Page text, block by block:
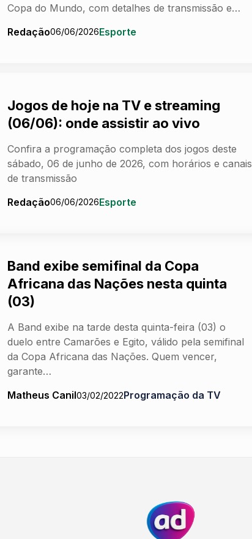
Copa do Mundo, com detalhes de transmissão e…
Redação06/06/2026Esporte
Jogos de hoje na TV e streaming
(06/06): onde assistir ao vivo
Confira a programação completa dos jogos deste
sábado, 06 de junho de 2026, com horários e canais
de transmissão
Redação06/06/2026Esporte
Band exibe semifinal da Copa
Africana das Nações nesta quinta
(03)
A Band exibe na tarde desta quinta-feira (03) o
duelo entre Camarões e Egito, válido pela semifinal
da Copa Africana das Nações. Quem vencer,
garante…
Matheus Canil03/02/2022Programação da TV